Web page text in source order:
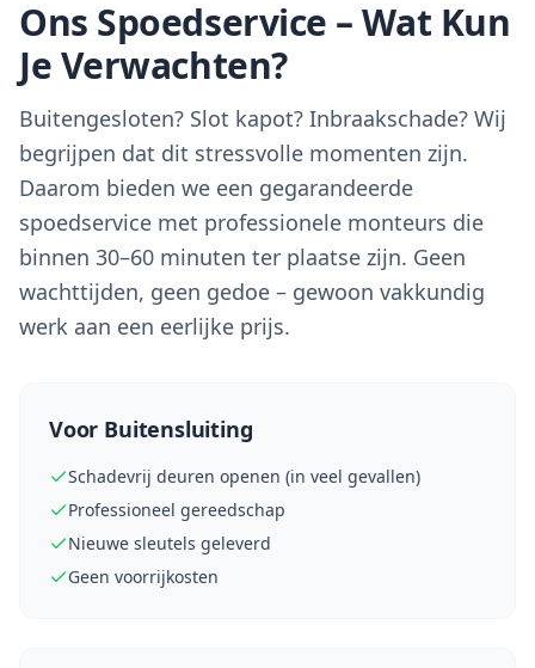
Ons Spoedservice – Wat Kun
Je Verwachten?
Buitengesloten? Slot kapot? Inbraakschade? Wij
begrijpen dat dit stressvolle momenten zijn.
Daarom bieden we een gegarandeerde
spoedservice met professionele monteurs die
binnen 30–60 minuten ter plaatse zijn. Geen
wachttijden, geen gedoe – gewoon vakkundig
werk aan een eerlijke prijs.
Voor Buitensluiting
Schadevrij deuren openen (in veel gevallen)
Professioneel gereedschap
Nieuwe sleutels geleverd
Geen voorrijkosten